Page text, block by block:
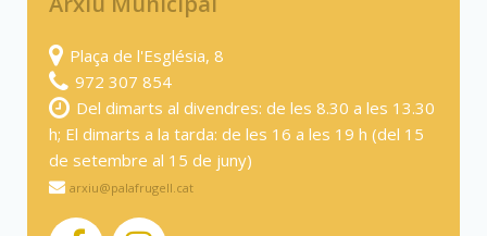
Plaça de l'Església, 8
972 307 854
Del dimarts al divendres: de les 8.30 a les 13.30
h; El dimarts a la tarda: de les 16 a les 19 h (del 15
de setembre al 15 de juny)
arxiu@palafrugell.cat